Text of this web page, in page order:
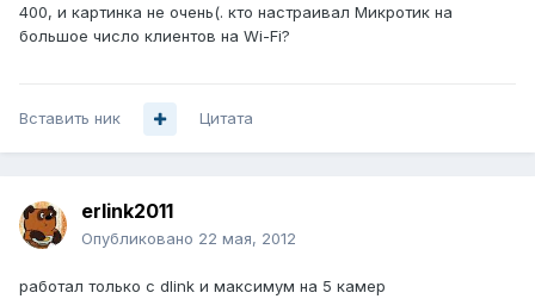
400, и картинка не очень(. кто настраивал Микротик на
большое число клиентов на Wi-Fi?
Вставить ник Цитата
erlink2011
Опубликовано 22 мая, 2012
работал только с dlink и максимум на 5 камер